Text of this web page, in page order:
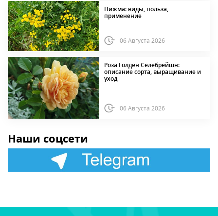
Пижма: виды, польза,
применение
06 Августа 2026
Роза Голден Селебрейшн:
описание сорта, выращивание и
уход
06 Августа 2026
Наши соцсети